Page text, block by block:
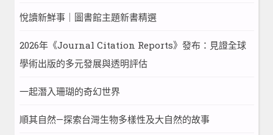
悅讀新鮮事｜圖書館主題新書精選
2026年《Journal Citation Reports》發布：見證全球
學術出版的多元發展與透明評估
一起潛入珊瑚的奇幻世界
順其自然—探索台灣生物多樣性及大自然的故事